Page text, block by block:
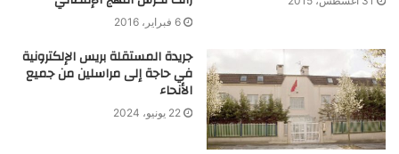
6 فبراير، 2016
جريدة المستقلة بريس الإلكترونية
في حاجة إلى مراسلين من جميع
الأنحاء
22 يونيو، 2024